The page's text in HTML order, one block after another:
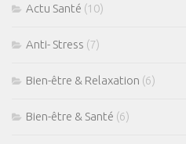
Actu Santé (10)
Anti- Stress (7)
Bien-être & Relaxation (6)
Bien-être & Santé (6)